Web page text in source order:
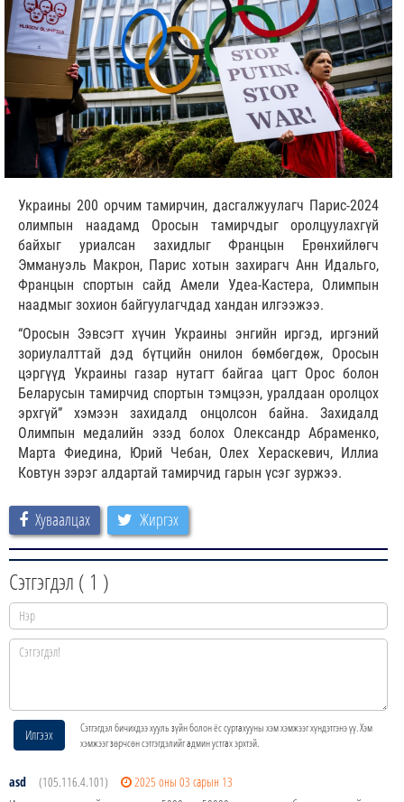
Украины 200 орчим тамирчин, дасгалжуулагч Парис-2024
олимпын наадамд Оросын тамирчдыг оролцуулахгүй
байхыг уриалсан захидлыг Францын Ерөнхийлөгч
Эммануэль Макрон, Парис хотын захирагч Анн Идальго,
Францын спортын сайд Амели Удеа-Кастерa, Олимпын
наадмыг зохион байгуулагчдад хандан илгээжээ.
“Оросын Зэвсэгт хүчин Украины энгийн иргэд, иргэний
зориулалттай дэд бүтцийн онилон бөмбөгдөж, Оросын
цэргүүд Украины газар нутагт байгаа цагт Орос болон
Беларусын тамирчид спортын тэмцээн, уралдаан оролцох
эрхгүй” хэмээн захидалд онцолсон байна. Захидалд
Олимпын медалийн эзэд болох Олександр Абраменко,
Марта Фиедина, Юрий Чебан, Олех Хераскевич, Иллиа
Ковтун зэрэг алдартай тамирчид гарын үсэг зуржээ.
Хуваалцах Жиргэх
Сэтгэгдэл ( 1 )
Илгээх
Сэтгэгдэл бичихдээ хууль зүйн болон ёс суртахууны хэм хэмжээг хүндэтгэнэ үү. Хэм
хэмжээг зөрчсөн сэтгэгдэлийг админ устгах эрхтэй.
asd (105.116.4.101)
2025 оны 03 сарын 13